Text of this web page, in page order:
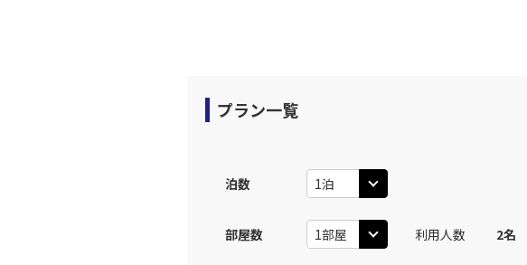
プラン一覧
泊数
部屋数 利用人数 2名